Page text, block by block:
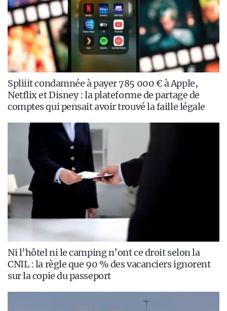
Spliiit condamnée à payer 785 000 € à Apple,
Netflix et Disney : la plateforme de partage de
comptes qui pensait avoir trouvé la faille légale
Ni l’hôtel ni le camping n’ont ce droit selon la
CNIL : la règle que 90 % des vacanciers ignorent
sur la copie du passeport